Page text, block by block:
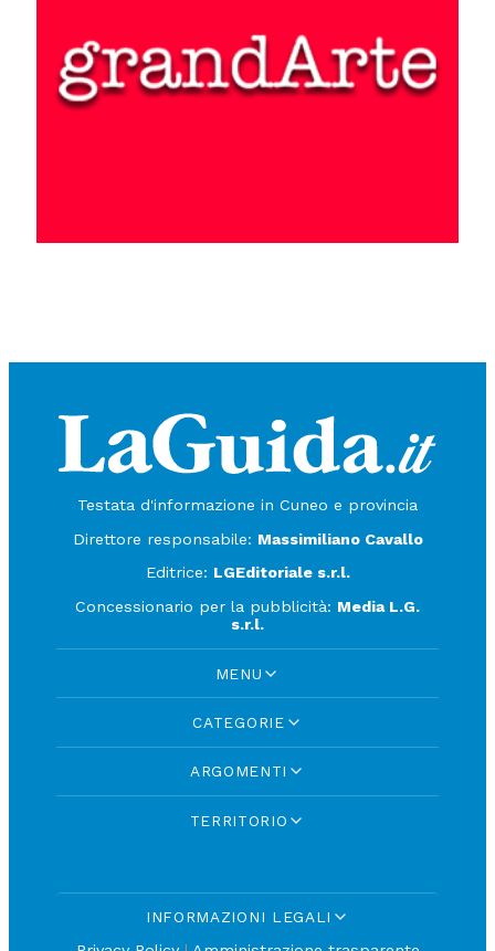
Testata d'informazione in Cuneo e provincia
Direttore responsabile: Massimiliano Cavallo
Editrice: LGEditoriale s.r.l.
Concessionario per la pubblicità: Media L.G.
s.r.l.
MENU
CATEGORIE
ARGOMENTI
TERRITORIO
INFORMAZIONI LEGALI